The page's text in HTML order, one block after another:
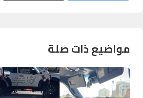
مواضيع ذات صلة